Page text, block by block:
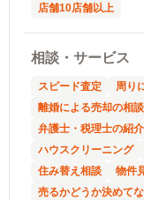
店舗10店舗以上
相談・サービス
スピード査定 周り
離婚による売却の相
弁護士・税理士の紹介
ハウスクリーニング
住み替え相談
物件
売るかどうか決めて